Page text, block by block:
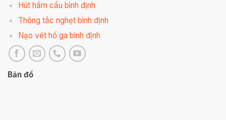
Hút hầm cầu bình định
Thông tắc nghẹt bình định
Nạo vét hố ga bình định
Bản đồ